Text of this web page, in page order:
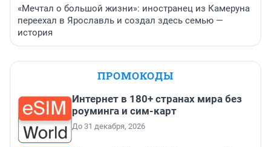
«Мечтал о большой жизни»: иностранец из Камеруна
переехал в Ярославль и создал здесь семью —
история
ПРОМОКОДЫ
Интернет в 180+ странах мира без
роуминга и сим-карт
До 31 декабря, 2026